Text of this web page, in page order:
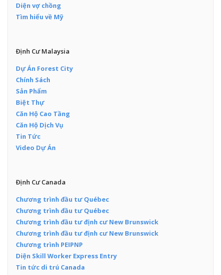
Diện vợ chồng
Tìm hiểu về Mỹ
Định Cư Malaysia
Dự Án Forest City
Chính Sách
Sản Phẩm
Biệt Thự
Căn Hộ Cao Tầng
Căn Hộ Dịch Vụ
Tin Tức
Video Dự Án
Định Cư Canada
Chương trình đầu tư Québec
Chương trình đầu tư Québec
Chương trình đầu tư định cư New Brunswick
Chương trình đầu tư định cư New Brunswick
Chương trình PEIPNP
Diện Skill Worker Express Entry
Tin tức di trú Canada